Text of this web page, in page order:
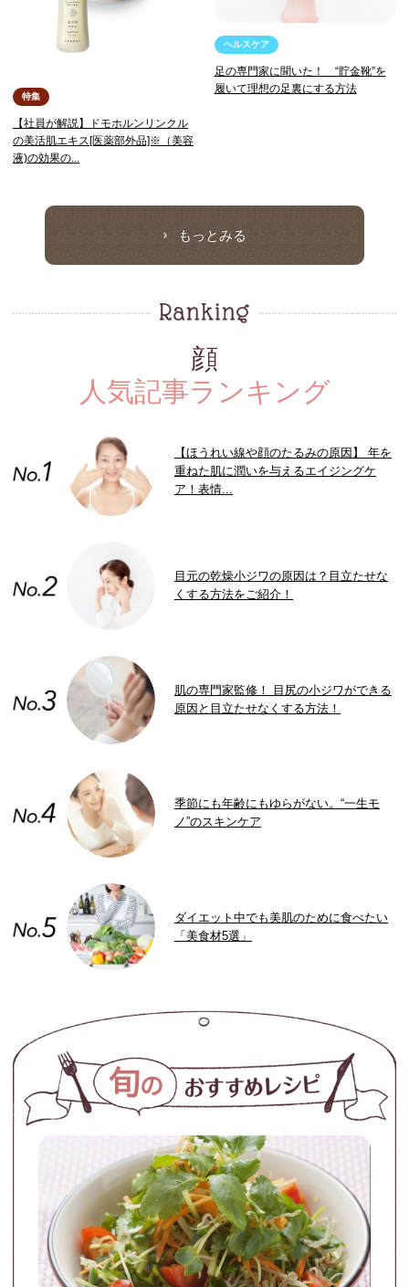
特集
【社員が解説】ドモホルンリンクル
の美活肌エキス[医薬部外品]※（美容
液)の効果の...
ヘルスケア
足の専門家に聞いた！ “貯金靴”を
履いて理想の足裏にする方法
もっとみる
顔
人気記事ランキング
【ほうれい線や顔のたるみの原因】 年を
重ねた肌に潤いを与えるエイジングケ
ア！表情...
目元の乾燥小ジワの原因は？目立たせな
くする方法をご紹介！
肌の専門家監修！ 目尻の小ジワができる
原因と目立たせなくする方法！
季節にも年齢にもゆらがない。“一生モ
ノ”のスキンケア
ダイエット中でも美肌のために食べたい
「美食材5選」